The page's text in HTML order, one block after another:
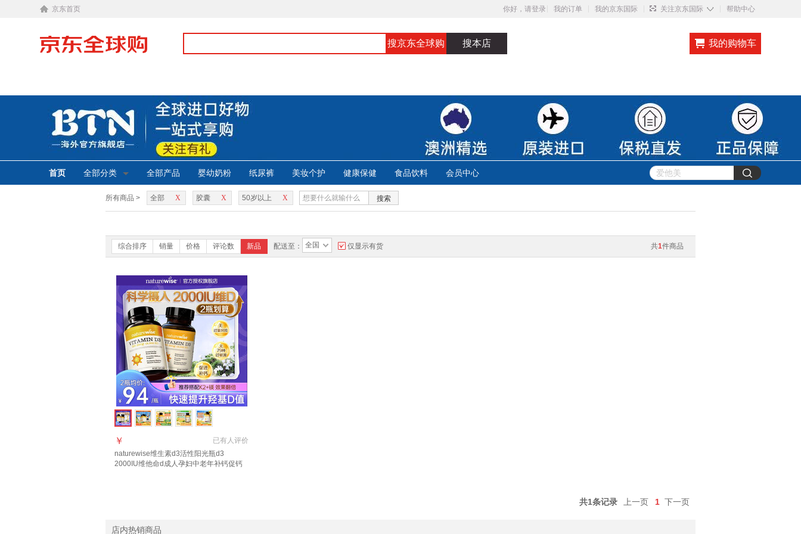
京东首页 你好，请登录 我的订单 我的京东国际 关注京东国际 ◇ 帮助中心
搜京东全球购 搜本店 我的购物车
首页 全部分类 全部产品 婴幼奶粉 纸尿裤 美妆个护 健康保健 食品饮料 会员中心
所有商品 > X
全部 X
胶囊 X
50岁以上 搜索
共1件商品
综合排序 销量 价格 评论数 新品 配送至： 全国 仅显示有货
已有人评价
￥
naturewise维生素d3活性阳光瓶d3
2000IU维他命d成人孕妇中老年补钙促钙
共1条记录 上一页 1 下一页
店内热销商品